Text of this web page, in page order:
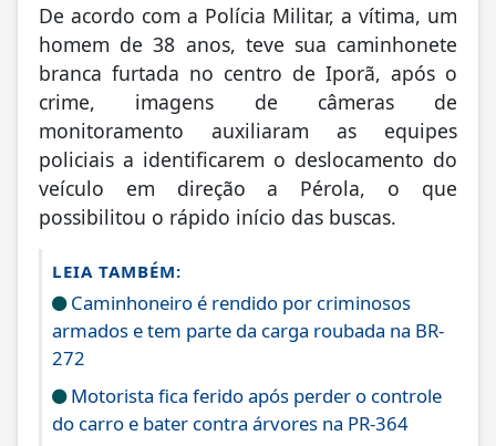
De acordo com a Polícia Militar, a vítima, um
homem de 38 anos, teve sua caminhonete
branca furtada no centro de Iporã, após o
crime, imagens de câmeras de
monitoramento auxiliaram as equipes
policiais a identificarem o deslocamento do
veículo em direção a Pérola, o que
possibilitou o rápido início das buscas.
LEIA TAMBÉM:
Caminhoneiro é rendido por criminosos
armados e tem parte da carga roubada na BR-
272
Motorista fica ferido após perder o controle
do carro e bater contra árvores na PR-364